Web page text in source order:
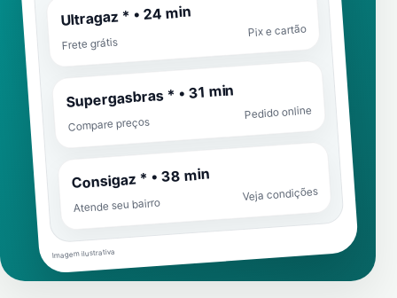
Ultragaz * • 24 min
Frete grátis
Pix e cartão
Supergasbras * • 31 min
Compare preços
Pedido online
Consigaz * • 38 min
Atende seu bairro
Veja condições
Imagem ilustrativa